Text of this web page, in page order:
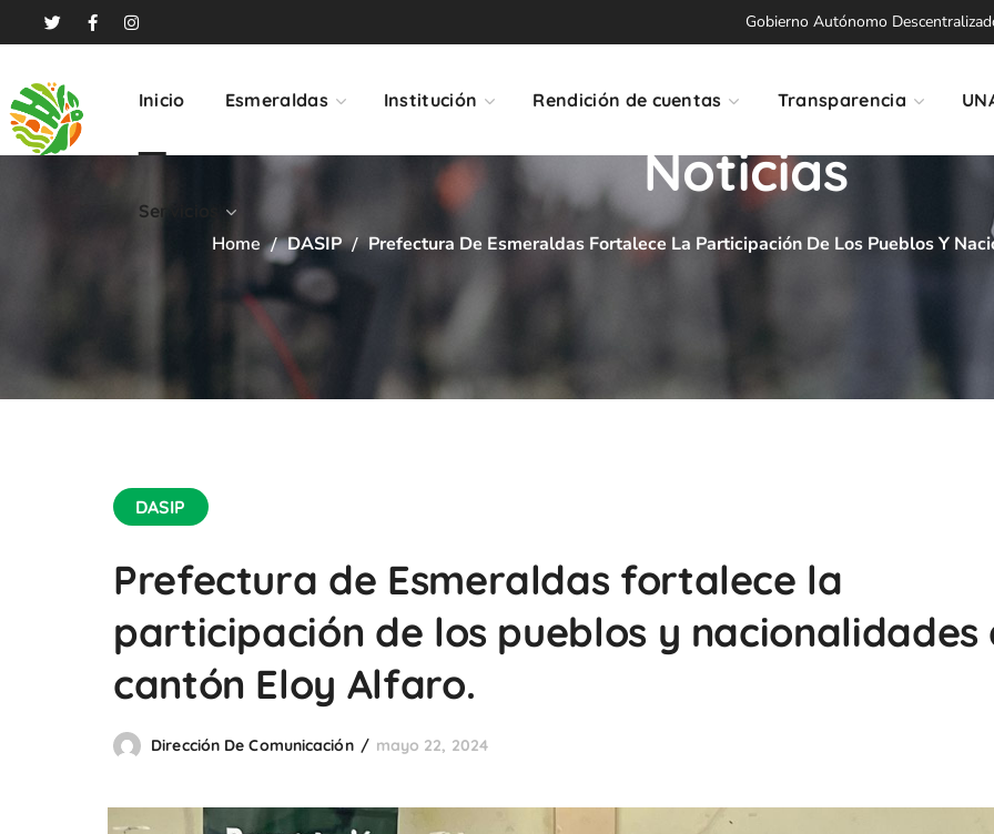
Gobierno Autónomo
Inicio Esmeraldas Institución Rendición de cuentas Transparencia
Servicios
Noticias
Home DASIP Prefectura De Esmeraldas Fortalece La Participación De Los Pueblos Y
DASIP
Prefectura de Esmeraldas fortalece la
participación de los pueblos y nacionalidades
cantón Eloy Alfaro.
Dirección De Comunicación mayo 22, 2024